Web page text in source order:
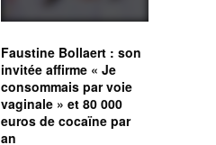
Faustine Bollaert : son
invitée affirme « Je
consommais par voie
vaginale » et 80 000
euros de cocaïne par
an